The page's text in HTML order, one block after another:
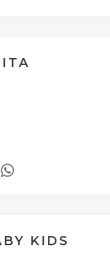
KIDS